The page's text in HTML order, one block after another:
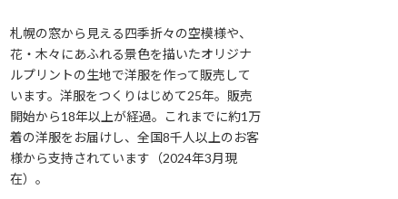
札幌の窓から見える四季折々の空模様や、
花・木々にあふれる景色を描いたオリジナ
ルプリントの生地で洋服を作って販売して
います。洋服をつくりはじめて25年。販売
開始から18年以上が経過。これまでに約1万
着の洋服をお届けし、全国8千人以上のお客
様から支持されています（2024年3月現
在）。